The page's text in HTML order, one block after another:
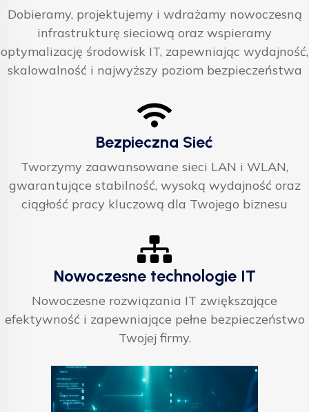
Dobieramy, projektujemy i wdrażamy nowoczesną
infrastrukturę sieciową oraz wspieramy
optymalizację środowisk IT, zapewniając wydajność,
skalowalność i najwyższy poziom bezpieczeństwa
Bezpieczna Sieć
Tworzymy zaawansowane sieci LAN i WLAN,
gwarantujące stabilność, wysoką wydajność oraz
ciągłość pracy kluczową dla Twojego biznesu
Nowoczesne technologie IT
Nowoczesne rozwiązania IT zwiększające
efektywność i zapewniające pełne bezpieczeństwo
Twojej firmy.